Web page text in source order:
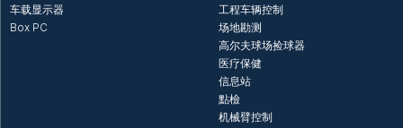
车载显示器
Box PC
工程车辆控制
场地勘测
高尔夫球场捡球器
医疗保健
信息站
點檢
机械臂控制